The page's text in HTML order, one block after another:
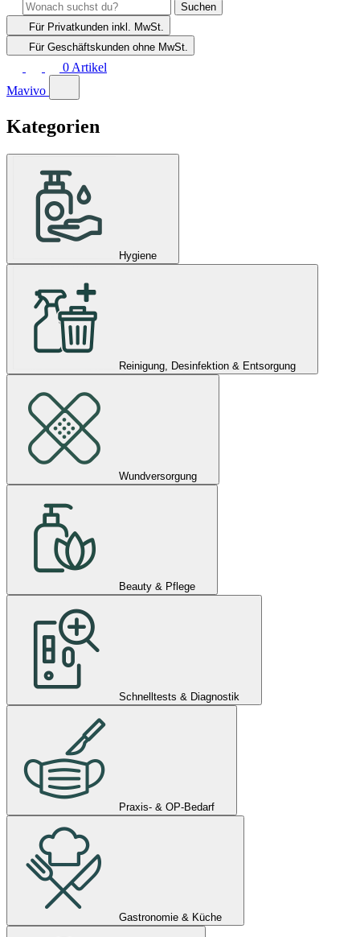
Suchen
Für Privatkunden inkl. MwSt.
Für Geschäftskunden ohne MwSt.
0 Artikel
Mavivo
Kategorien
Hygiene
Reinigung, Desinfektion & Entsorgung
Wundversorgung
Beauty & Pflege
Schnelltests & Diagnostik
Praxis- & OP-Bedarf
Gastronomie & Küche